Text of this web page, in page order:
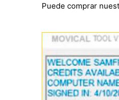
Puede comprar